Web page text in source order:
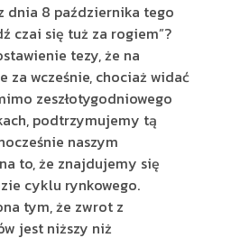
dnia 8 października tego
czai się tuż za rogiem”?
tezy, że na
za wcześnie, chociaż widać
zeszłotygodniowego
podtrzymujemy tą
naszym
to, że znajdujemy się
cyklu rynkowego.
tym, że zwrot z
jest niższy niż